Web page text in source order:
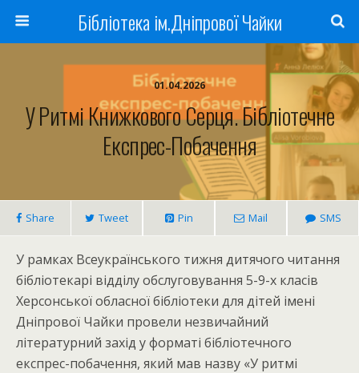
Бібліотека ім.Дніпрової Чайки
01.04.2026
У Ритмі Книжкового Серця. Бібліотечне
Експрес-Побачення
Share Tweet Pin Mail SMS
У рамках Всеукраїнського тижня дитячого читання
бібліотекарі відділу обслуговування 5-9-х класів
Херсонської обласної бібліотеки для дітей імені
Дніпрової Чайки провели незвичайний
літературний захід у форматі бібліотечного
експрес-побачення, який мав назву «У ритмі